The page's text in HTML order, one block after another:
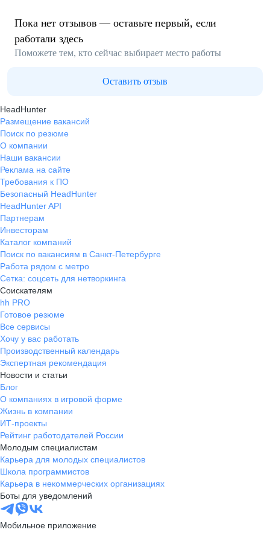
Пока нет отзывов — оставьте первый, если
работали здесь
Поможете тем, кто сейчас выбирает место работы
Оставить отзыв
HeadHunter
Размещение вакансий
Поиск по резюме
О компании
Наши вакансии
Реклама на сайте
Требования к ПО
Безопасный HeadHunter
HeadHunter API
Партнерам
Инвесторам
Каталог компаний
Поиск по вакансиям в Санкт-Петербурге
Работа рядом с метро
Сетка: соцсеть для нетворкинга
Соискателям
hh PRO
Готовое резюме
Все сервисы
Хочу у вас работать
Производственный календарь
Экспертная рекомендация
Новости и статьи
Блог
О компаниях в игровой форме
Жизнь в компании
ИТ-проекты
Рейтинг работодателей России
Молодым специалистам
Карьера для молодых специалистов
Школа программистов
Карьера в некоммерческих организациях
Боты для уведомлений
Мобильное приложение